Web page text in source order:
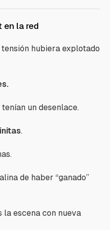
en la red
hubiera explotado
un desenlace.
.
de haber “ganado”
escena con nueva